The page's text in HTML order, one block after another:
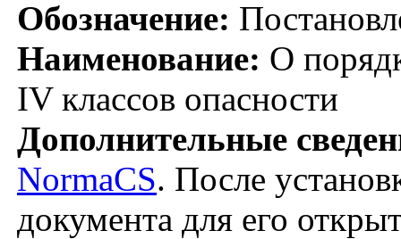
Обозначение:
Наименование: О
IV классов опасности
Дополнительные
NormaCS. После
документа для его